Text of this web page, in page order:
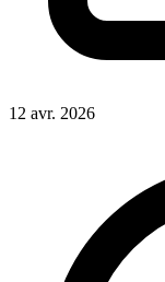
12 avr. 2026